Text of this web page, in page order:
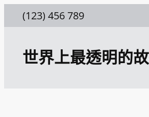
至
(123) 456 789
世界上最透明的